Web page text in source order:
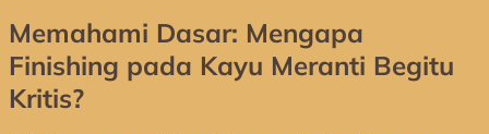
Memahami Dasar: Mengapa
Finishing pada Kayu Meranti Begitu
Kritis?